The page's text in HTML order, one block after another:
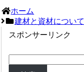
ホーム
建材と資材について
スポンサーリンク